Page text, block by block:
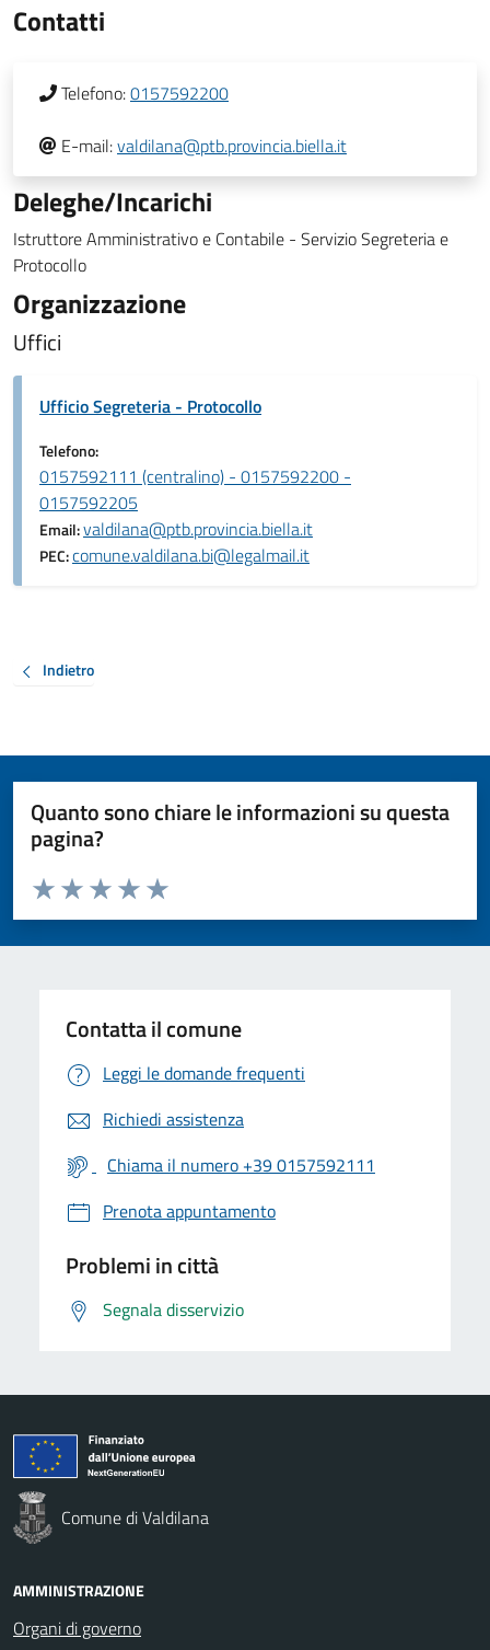
Contatti
Telefono:0157592200
E-mail:valdilana@ptb.provincia.biella.it
Deleghe/Incarichi
Istruttore Amministrativo e Contabile - Servizio Segreteria e
Protocollo
Organizzazione
Uffici
Ufficio Segreteria - Protocollo
Telefono:
0157592111 (centralino) - 0157592200 -
0157592205
Email:valdilana@ptb.provincia.biella.it
PEC:comune.valdilana.bi@legalmail.it
Indietro
Quanto sono chiare le informazioni su questa
pagina?
Valuta da 1 a 5 stelle la pagina
Valuta 5 stelle su 5
Valuta 4 stelle su 5
Valuta 3 stelle su 5
Valuta 2 stelle su 5
Valuta 1 stelle su 5
Contatta il comune
Leggi le domande frequenti
Richiedi assistenza
Chiama il numero +39 0157592111
Prenota appuntamento
Problemi in città
Segnala disservizio
Comune di Valdilana
AMMINISTRAZIONE
Organi di governo